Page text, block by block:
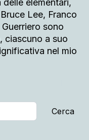
delle elementari,
Lee, Franco
sono
ciascuno a suo
nel mio
Cerca